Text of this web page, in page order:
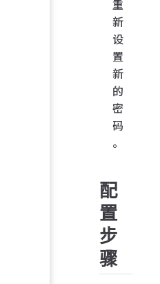
重
新
设
置
新
的
密
码
。
配
置
步
骤